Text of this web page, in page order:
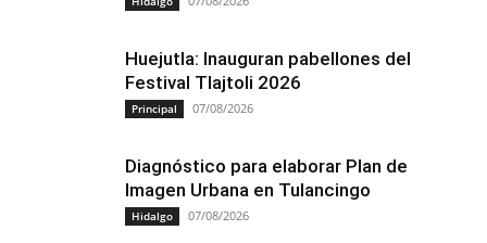
Huejutla: Inauguran pabellones del
Festival Tlajtoli 2026
Principal 07/08/2026
Diagnóstico para elaborar Plan de
Imagen Urbana en Tulancingo
Hidalgo 07/08/2026